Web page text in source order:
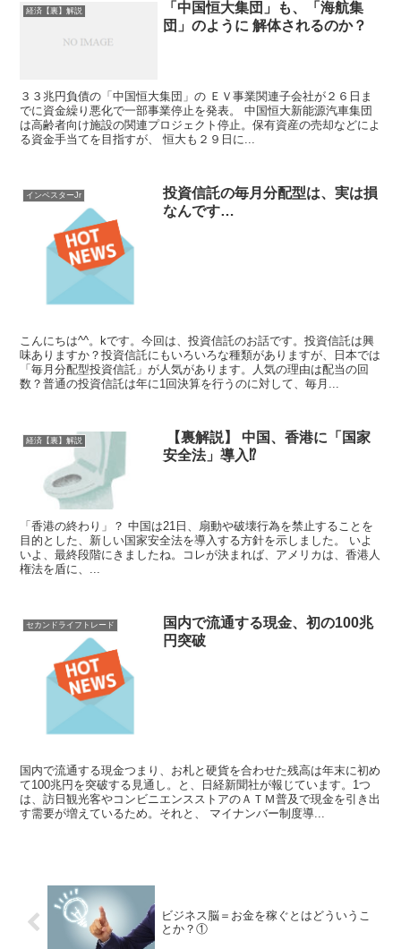
経済【裏】解説
「中国恒大集団」も、「海航集
団」のように 解体されるのか？
３３兆円負債の「中国恒大集団」の ＥＶ事業関連子会社が２６日ま
でに資金繰り悪化で一部事業停止を発表。 中国恒大新能源汽車集団
は高齢者向け施設の関連プロジェクト停止。保有資産の売却などによ
る資金手当てを目指すが、 恒大も２９日に...
インベスターJr
投資信託の毎月分配型は、実は損
なんです…
こんにちは^^。kです。今回は、投資信託のお話です。投資信託は興
味ありますか？投資信託にもいろいろな種類がありますが、日本では
「毎月分配型投資信託」が人気があります。人気の理由は配当の回
数？普通の投資信託は年に1回決算を行うのに対して、毎月...
経済【裏】解説
‪ ‪【裏解説】 中国、香港に「国家
安全法」導入⁉️
「香港の終わり」？‬ ‪中国は21日、扇動や破壊行為を禁止することを
目的とした、新しい国家安全法を導入する方針を示しました。‬ ‪いよ
いよ、最終段階にきましたね。コレが決まれば、アメリカは、香港人
権法を盾に、...
セカンドライフトレード
国内で流通する現金、初の100兆
円突破
国内で流通する現金つまり、お札と硬貨を合わせた残高は年末に初め
て100兆円を突破する見通し。と、日経新聞社が報じています。1つ
は、訪日観光客やコンビニエンスストアのＡＴＭ普及で現金を引き出
す需要が増えているため。それと、 マイナンバー制度導...
ビジネス脳＝お金を稼ぐとはどういうこ
とか？①